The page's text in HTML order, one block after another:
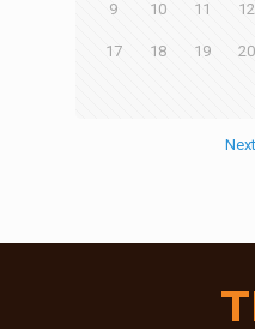
9 10 11 12
17 18 19 20